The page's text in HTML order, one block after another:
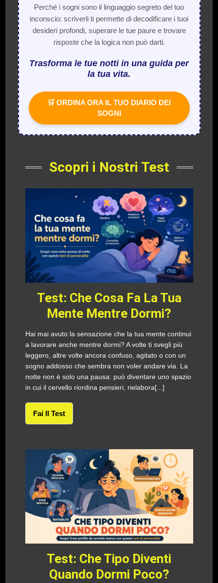
Perché i sogni sono il linguaggio segreto del tuo
inconscio: scriverli ti permette di decodificare i tuoi
desideri profondi, superare le tue paure e trovare
risposte che la logica non può darti.
Trasforma le tue notti in una guida per
la tua vita.
🛒 ORDINA ORA IL TUO DIARIO DEI
SOGNI
Scopri i Nostri Test
Test: Che Cosa Fa La Tua
Mente Mentre Dormi?
Hai mai avuto la sensazione che la tua mente continui
a lavorare anche mentre dormi? A volte ti svegli più
leggero, altre volte ancora confuso, agitato o con un
sogno addosso che sembra non voler andare via. La
notte non è solo una pausa: può diventare uno spazio
in cui il cervello riordina pensieri, rielabora[...]
Fai Il Test
Test: Che Tipo Diventi
Quando Dormi Poco?